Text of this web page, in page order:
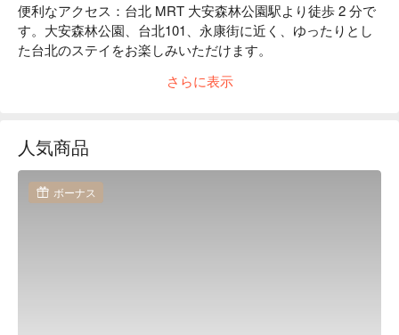
便利なアクセス：台北 MRT 大安森林公園駅より徒歩 2 分で
す。大安森林公園、台北101、永康街に近く、ゆったりとし
た台北のステイをお楽しみいただけます。
緒溢れるインテリアと情熱的なサービスで、最高の宿泊体験
さらに表示
人気商品
ボーナス